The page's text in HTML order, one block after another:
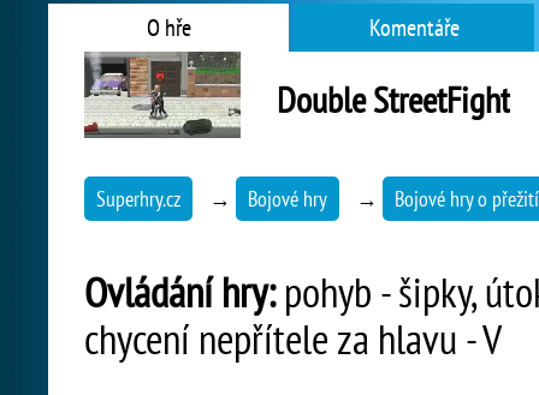
O hře Komentáře
Double StreetFight
Superhry.cz → Bojové hry → Bojové hry o přežití
Ovládání hry:pohyb - šipky,
chycení nepřítele za hlavu - V